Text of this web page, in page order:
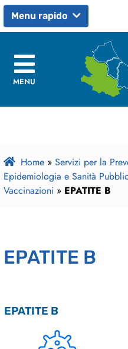
Menu rapido
MENU
Home » Servizi per la
Epidemiologia e Sanità
Vaccinazioni » EPATITE B
EPATITE B
EPATITE B